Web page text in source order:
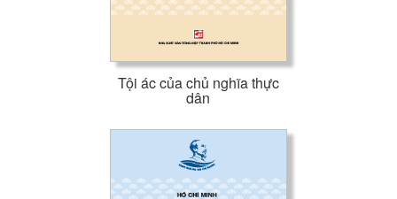
Tội ác của chủ nghĩa thực
dân